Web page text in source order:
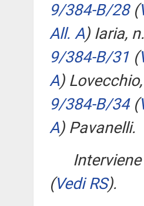
9/384-B/28 (
All. A)Iaria, n.
9/384-B/31 (
A)
9/384-B/34 (
A)Pavanelli.
(Vedi RS).